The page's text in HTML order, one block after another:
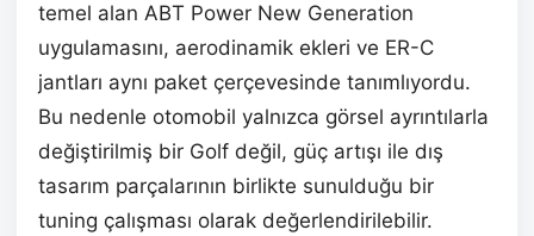
temel alan ABT Power New Generation
uygulamasını, aerodinamik ekleri ve ER-C
jantları aynı paket çerçevesinde tanımlıyordu.
Bu nedenle otomobil yalnızca görsel ayrıntılarla
değiştirilmiş bir Golf değil, güç artışı ile dış
tasarım parçalarının birlikte sunulduğu bir
tuning çalışması olarak değerlendirilebilir.